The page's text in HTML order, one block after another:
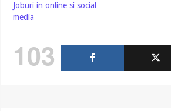
Joburi in online si social
media
103